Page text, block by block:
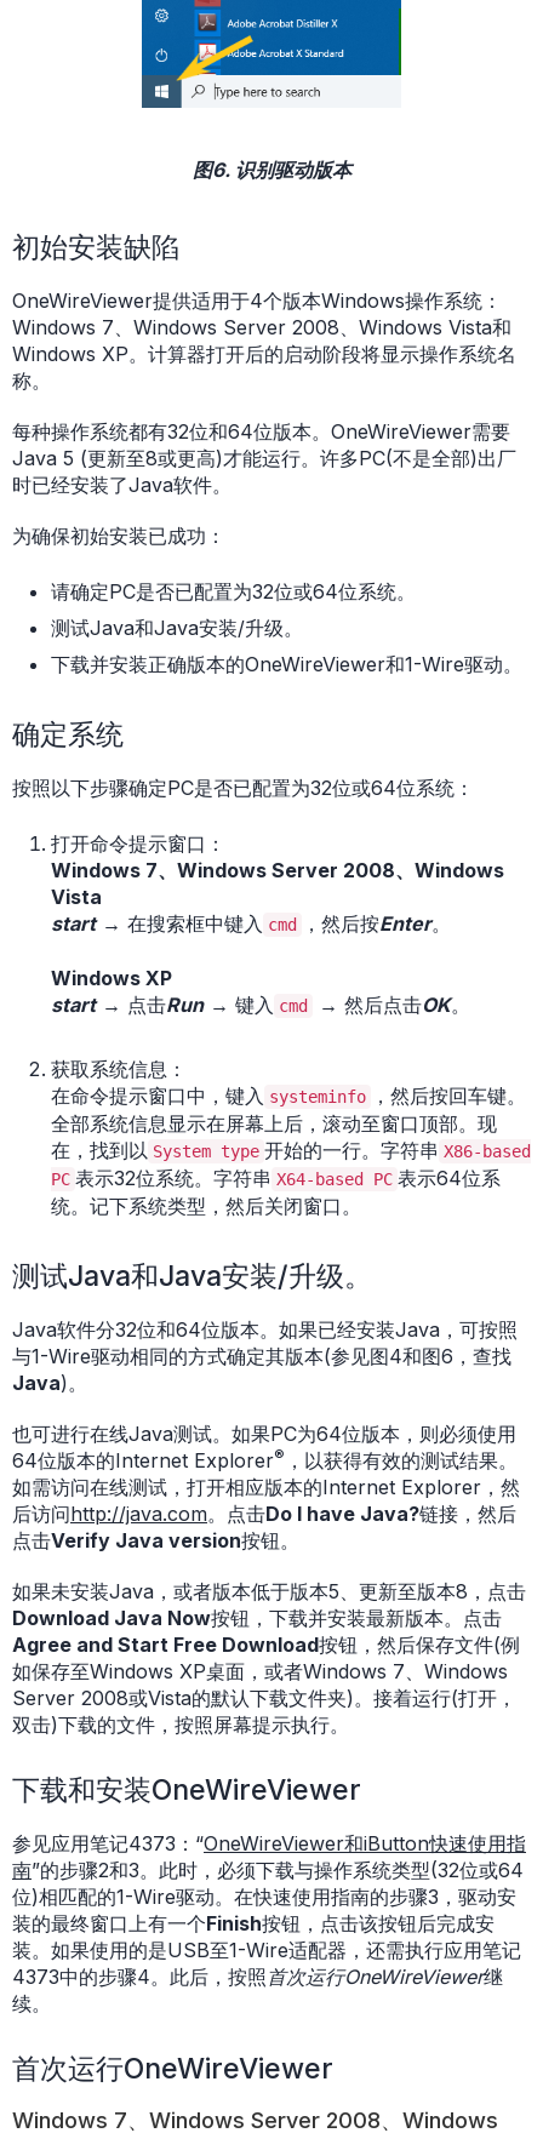
图6. 识别驱动版本
初始安装缺陷
OneWireViewer提供适用于4个版本Windows操作系统：
Windows 7、Windows Server 2008、Windows Vista和
Windows XP。计算器打开后的启动阶段将显示操作系统名
称。
每种操作系统都有32位和64位版本。OneWireViewer需要
Java 5 (更新至8或更高)才能运行。许多PC(不是全部)出厂
时已经安装了Java软件。
为确保初始安装已成功：
请确定PC是否已配置为32位或64位系统。
测试Java和Java安装/升级。
下载并安装正确版本的OneWireViewer和1-Wire驱动。
确定系统
按照以下步骤确定PC是否已配置为32位或64位系统：
打开命令提示窗口：
Windows 7、Windows Server 2008、Windows
Vista
start→ 在搜索框中键入 cmd ，然后按Enter。
Windows XP
start→ 点击Run→ 键入 cmd → 然后点击OK。
获取系统信息：
在命令提示窗口中，键入 systeminfo
，然后按回车键。
全部系统信息显示在屏幕上后，滚动至窗口顶部。现
在，找到以 System type 开始的一行。字符串 X86-based
PC 表示32位系统。字符串 X64-based PC 表示64位系
统。记下系统类型，然后关闭窗口。
测试Java和Java安装/升级。
Java软件分32位和64位版本。如果已经安装Java，可按照
与1-Wire驱动相同的方式确定其版本(参见图4和图6，查找
Java)。
也可进行在线Java测试。如果PC为64位版本，则必须使用
64位版本的Internet Explorer® ，以获得有效的测试结果。
如需访问在线测试，打开相应版本的Internet Explorer，然
后访问http://java.com。点击Do I have Java?链接，然后
点击Verify Java version按钮。
如果未安装Java，或者版本低于版本5、更新至版本8，点击
Download Java Now按钮，下载并安装最新版本。点击
Agree and Start Free Download按钮，然后保存文件(例
如保存至Windows XP桌面，或者Windows 7、Windows
Server 2008或Vista的默认下载文件夹)。接着运行(打开，
双击)下载的文件，按照屏幕提示执行。
下载和安装OneWireViewer
参见应用笔记4373：“OneWireViewer和iButton快速使用指
南”的步骤2和3。此时，必须下载与操作系统类型(32位或64
位)相匹配的1-Wire驱动。在快速使用指南的步骤3，驱动安
装的最终窗口上有一个Finish按钮，点击该按钮后完成安
装。如果使用的是USB至1-Wire适配器，还需执行应用笔记
4373中的步骤4。此后，按照首次运行OneWireViewer继
续。
首次运行OneWireViewer
Windows 7、Windows Server 2008、Windows